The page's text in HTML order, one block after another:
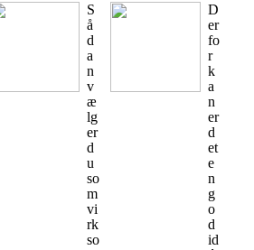
S
å
d
a
n
v
æ
lg
er
d
u
so
m
vi
rk
so
D
er
fo
r
k
a
n
er
d
et
e
n
g
o
d
id